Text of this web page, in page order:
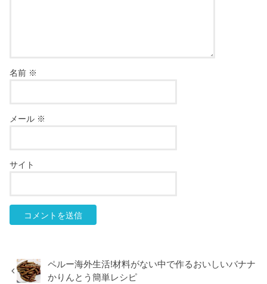
名前 ※
メール ※
サイト
ペルー海外生活!材料がない中で作るおいしいバナナ
かりんとう簡単レシピ